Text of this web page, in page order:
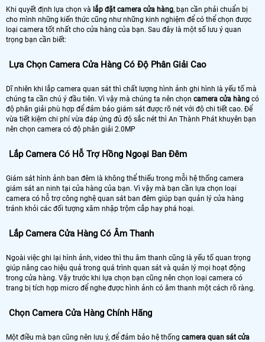
Khi quyết định lựa chọn và lắp đặt camera cửa hàng, bạn cần phải chuẩn bị
cho mình những kiến thức cũng như những kinh nghiệm để có thể chọn được
loại camera tốt nhất cho cửa hàng của bạn. Sau đây là một số lưu ý quan
trọng bạn cần biết:
Lựa Chọn Camera Cửa Hàng Có Độ Phân Giải Cao
Dĩ nhiên khi lắp camera quan sát thì chất lượng hình ảnh ghi hình là yếu tố mà
chúng ta cần chú ý đầu tiên. Vì vậy mà chúng ta nên chọn camera cửa hàng có
độ phân giải phù hợp để đảm bảo giám sát được rõ nét với độ chi tiết cao. Để
vừa tiết kiệm chi phí vừa đáp ứng đủ độ sắc nét thì An Thành Phát khuyên bạn
nên chọn camera có độ phân giải 2.0MP
Lắp Camera Có Hỗ Trợ Hồng Ngoại Ban Đêm
Giám sát hình ảnh ban đêm là không thể thiếu trong mỗi hệ thống camera
giám sát an ninh tại cửa hàng của bạn. Vì vậy mà bạn cần lựa chọn loại
camera có hỗ trợ công nghệ quan sát ban đêm giúp bạn quản lý cửa hàng
tránh khỏi các đối tượng xâm nhập trộm cắp hay phá hoại.
Lắp Camera Cửa Hàng Có Âm Thanh
Ngoài việc ghi lại hình ảnh, video thì thu âm thanh cũng là yếu tố quan trọng
giúp nâng cao hiệu quả trong quá trình quan sát và quản lý mọi hoạt động
trong cửa hàng. Vậy trước khi lựa chọn bạn cũng nên chọn loại camera có
trang bị tích hợp micro để nghe được hình ảnh có âm thanh một cách rõ ràng.
Chọn Camera Cửa Hàng Chính Hãng
Một điều mà bạn cũng nên lưu ý, để đảm bảo hệ thống camera quan sát cửa